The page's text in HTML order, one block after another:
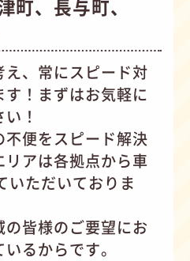
町、長与町、
、常にスピード対
す！まずはお気軽に
！
便をスピード解決
アは各拠点から車
いただいておりま
皆様のご要望にお
るからです。